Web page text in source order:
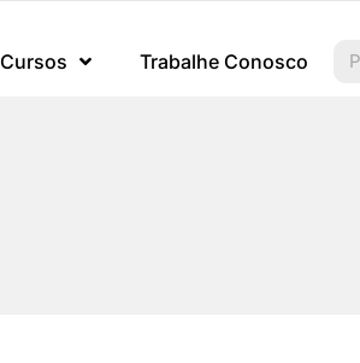
Cursos Trabalhe Conosco